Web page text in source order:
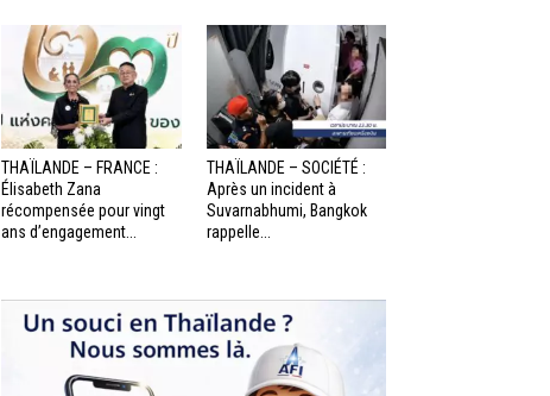
THAÏLANDE – FRANCE :
Élisabeth Zana
récompensée pour vingt
ans d’engagement...
THAÏLANDE – SOCIÉTÉ :
Après un incident à
Suvarnabhumi, Bangkok
rappelle...